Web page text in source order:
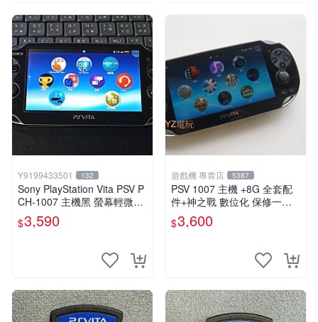
Y9199433501 132
Sony PlayStation Vita PSV P
CH-1007 主機黑 螢幕輕微老
化 可安裝遊戲 系統3.74書
$3,590
遊戲機 專賣店 5387
PSV 1007 主機 +8G 全套配
件+神之戰 數位化 保修一年
品質有保障 psvita
$3,600